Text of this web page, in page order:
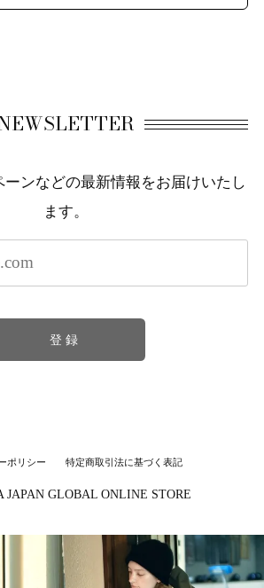
ンなどの最新情報をお届けいたし
ます。
登録
ポリシー 特定商取引法に基づく表記
JAPAN GLOBAL ONLINE STORE